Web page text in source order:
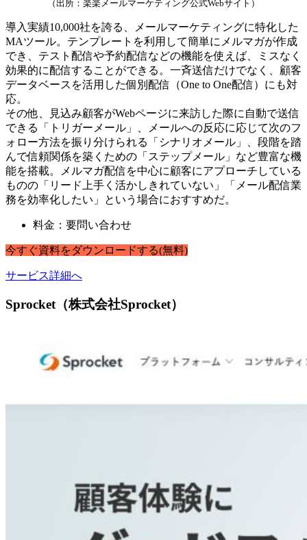
（出所：楽楽メールマーケティング公式Webサイト）
導入実績10,000社を誇る、メールマーケティングに特化した
MAツール。テンプレートを利用して簡単にメルマガが作成
でき、テスト配信や予約配信などの機能を使えば、ミスなく
効果的に配信することができる。一斉送信だけでなく、顧客
データベースを活用した個別配信（One to One配信）にも対
応。
その他、見込み顧客がWebページに来訪した際に自動で送信
できる「トリガーメール」、メールへの反応に応じて次のフ
ォロー方法を振り分けられる「シナリオメール」、段階を踏
んで信頼関係を築くための「ステップメール」など豊富な機
能を搭載。メルマガ配信を中心に顧客にアプローチしている
ものの「リード上手く活かしきれていない」「メール配信業
務を効率化したい」という場合におすすめだ。
料金：要問い合わせ
今すぐ資料をダウンロードする(無料)
サービス詳細へ
Sprocket（株式会社Sprocket）